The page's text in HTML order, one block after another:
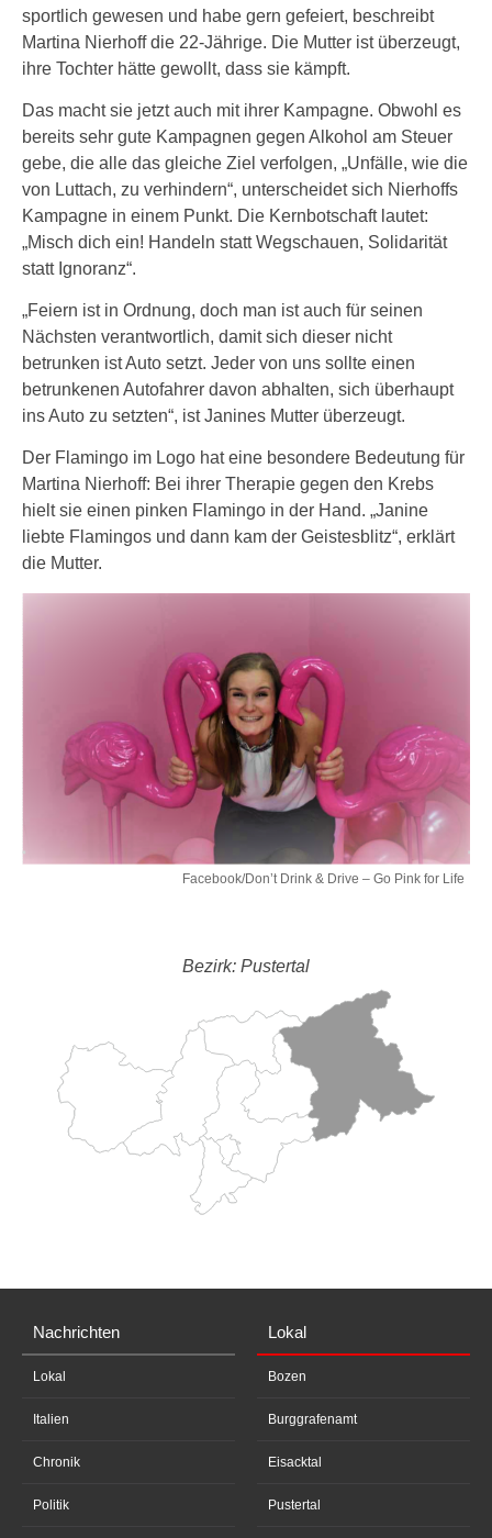
sportlich gewesen und habe gern gefeiert, beschreibt
Martina Nierhoff die 22-Jährige. Die Mutter ist überzeugt,
ihre Tochter hätte gewollt, dass sie kämpft.
Das macht sie jetzt auch mit ihrer Kampagne. Obwohl es
bereits sehr gute Kampagnen gegen Alkohol am Steuer
gebe, die alle das gleiche Ziel verfolgen, „Unfälle, wie die
von Luttach, zu verhindern“, unterscheidet sich Nierhoffs
Kampagne in einem Punkt. Die Kernbotschaft lautet:
„Misch dich ein! Handeln statt Wegschauen, Solidarität
statt Ignoranz“.
„Feiern ist in Ordnung, doch man ist auch für seinen
Nächsten verantwortlich, damit sich dieser nicht
betrunken ist Auto setzt. Jeder von uns sollte einen
betrunkenen Autofahrer davon abhalten, sich überhaupt
ins Auto zu setzten“, ist Janines Mutter überzeugt.
Der Flamingo im Logo hat eine besondere Bedeutung für
Martina Nierhoff: Bei ihrer Therapie gegen den Krebs
hielt sie einen pinken Flamingo in der Hand. „Janine
liebte Flamingos und dann kam der Geistesblitz“, erklärt
die Mutter.
Facebook/Don’t Drink & Drive – Go Pink for Life
Bezirk: Pustertal
Nachrichten
Lokal
Italien
Chronik
Politik
Lokal
Bozen
Burggrafenamt
Eisacktal
Pustertal